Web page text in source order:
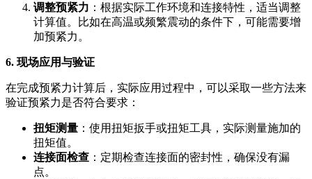
调整预紧力 ：根据实际工作环境和连接特性，适当调整
计算值。比如在高温或频繁震动的条件下，可能需要增
加预紧力。
6. 现场应用与验证
在完成预紧力计算后，实际应用过程中，可以采取一些方法来
验证预紧力是否符合要求：
扭矩测量 ：使用扭矩扳手或扭矩工具，实际测量施加的
扭矩值。
连接面检查 ：定期检查连接面的密封性，确保没有漏
点。